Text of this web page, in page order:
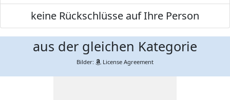
keine Rückschlüsse auf Ihre Person
aus der gleichen Kategorie
Bilder: License Agreement